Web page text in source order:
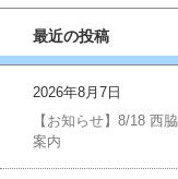
最近の投稿
2026年8月7日
【お知らせ】8/18 西
案内